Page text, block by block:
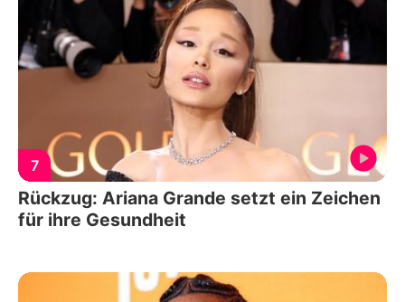
7
Rückzug: Ariana Grande setzt ein Zeichen
für ihre Gesundheit